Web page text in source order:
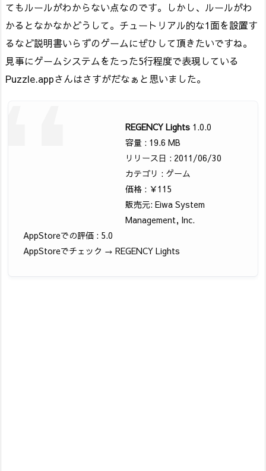
てもルールがわからない点なのです。しかし、ルールがわ
かるとなかなかどうして。チュートリアル的な1面を設置す
るなど説明書いらずのゲームにぜひして頂きたいですね。
見事にゲームシステムをたった5行程度で表現している
Puzzle.appさんはさすがだなぁと思いました。
REGENCY Lights 1.0.0
容量 : 19.6 MB
リリース日 : 2011/06/30
カテゴリ : ゲーム
価格 : ￥115
販売元: Eiwa System
Management, Inc.
AppStoreでの評価 : 5.0
AppStoreでチェック → REGENCY Lights